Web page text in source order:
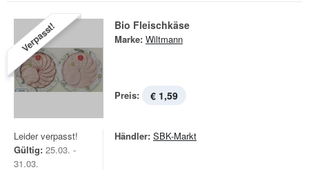
Verpasst! Bio Fleischkäse
Marke: Wiltmann
Preis: € 1,59
Leider verpasst!
Gültig: 25.03. -
31.03.
Händler: SBK-Markt